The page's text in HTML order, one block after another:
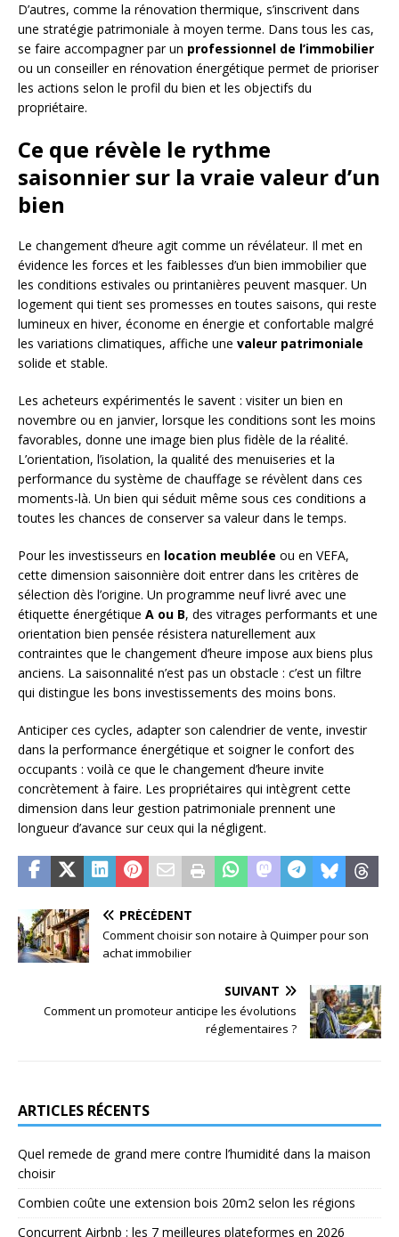
D’autres, comme la rénovation thermique, s’inscrivent dans
une stratégie patrimoniale à moyen terme. Dans tous les cas,
se faire accompagner par un professionnel de l’immobilier
ou un conseiller en rénovation énergétique permet de prioriser
les actions selon le profil du bien et les objectifs du
propriétaire.
Ce que révèle le rythme
saisonnier sur la vraie valeur d’un
bien
Le changement d’heure agit comme un révélateur. Il met en
évidence les forces et les faiblesses d’un bien immobilier que
les conditions estivales ou printanières peuvent masquer. Un
logement qui tient ses promesses en toutes saisons, qui reste
lumineux en hiver, économe en énergie et confortable malgré
les variations climatiques, affiche une valeur patrimoniale
solide et stable.
Les acheteurs expérimentés le savent : visiter un bien en
novembre ou en janvier, lorsque les conditions sont les moins
favorables, donne une image bien plus fidèle de la réalité.
L’orientation, l’isolation, la qualité des menuiseries et la
performance du système de chauffage se révèlent dans ces
moments-là. Un bien qui séduit même sous ces conditions a
toutes les chances de conserver sa valeur dans le temps.
Pour les investisseurs en location meublée ou en VEFA,
cette dimension saisonnière doit entrer dans les critères de
sélection dès l’origine. Un programme neuf livré avec une
étiquette énergétique A ou B, des vitrages performants et une
orientation bien pensée résistera naturellement aux
contraintes que le changement d’heure impose aux biens plus
anciens. La saisonnalité n’est pas un obstacle : c’est un filtre
qui distingue les bons investissements des moins bons.
Anticiper ces cycles, adapter son calendrier de vente, investir
dans la performance énergétique et soigner le confort des
occupants : voilà ce que le changement d’heure invite
concrètement à faire. Les propriétaires qui intègrent cette
dimension dans leur gestion patrimoniale prennent une
longueur d’avance sur ceux qui la négligent.
PRÉCÉDENT
Comment choisir son notaire à Quimper pour son
achat immobilier
SUIVANT
Comment un promoteur anticipe les évolutions
réglementaires ?
ARTICLES RÉCENTS
Quel remede de grand mere contre l’humidité dans la maison
choisir
Combien coûte une extension bois 20m2 selon les régions
Concurrent Airbnb : les 7 meilleures plateformes en 2026